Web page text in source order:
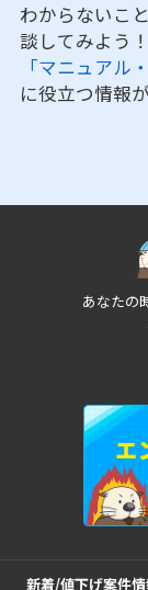
わからないこ
談してみよう！
「マニュアル
に役立つ情報
あなたの
新着/値下げ案件